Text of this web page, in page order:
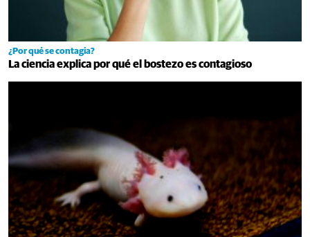
¿Por qué se contagia?
La ciencia explica por qué el bostezo es contagioso